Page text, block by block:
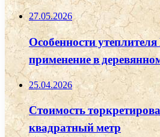
27.05.2026
Особенности
применение в
25.04.2026
Стоимость
квадратный метр